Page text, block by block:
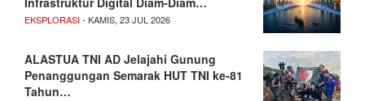
EKSPLORASI- KAMIS, 23 JUL 2026
ALASTUA TNI AD Jelajahi Gunung
Penanggungan Semarak HUT TNI ke-81
Tahun…